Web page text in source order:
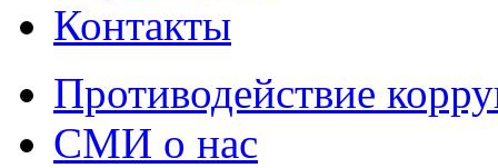
Контакты
Противодействие
СМИ о нас